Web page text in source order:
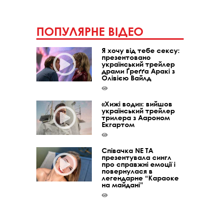
ПОПУЛЯРНЕ ВІДЕО
Я хочу від тебе сексу:
презентовано
український трейлер
драми Ґреґґа Аракі з
Олівією Вайлд
«Хижі води»: вийшов
український трейлер
трилера з Аароном
Екгартом
Співачка NE TA
презентувала сингл
про справжні емоції і
повернулася в
легендарне “Караоке
на майдані”